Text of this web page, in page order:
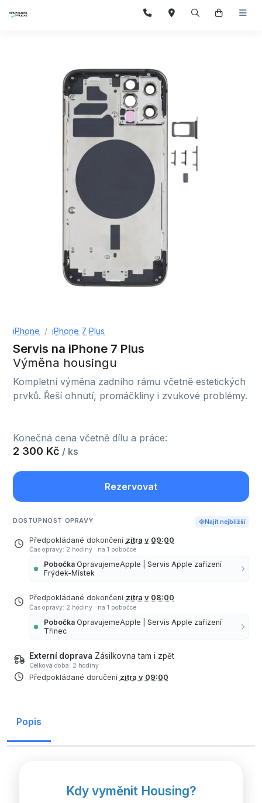
iPhone iPhone 7 Plus
Servis na iPhone 7 Plus
Výměna housingu
Kompletní výměna zadního rámu včetně estetických
prvků. Řeší ohnutí, promáčkliny i zvukové problémy.
Konečná cena včetně dílu a práce:
2 300 Kč / ks
Rezervovat
DOSTUPNOST OPRAVY Najít nejbližší
Předpokládané dokončení zítra v 09:00
Čas opravy: 2 hodiny · na 1 pobočce
Pobočka OpravujemeApple | Servis Apple zařízení
Frýdek-Místek
Předpokládané dokončení zítra v 08:00
Čas opravy: 2 hodiny · na 1 pobočce
Pobočka OpravujemeApple | Servis Apple zařízení
Třinec
Externí doprava Zásilkovna tam i zpět
Celková doba: 2 hodiny
Předpokládané doručení zítra v 09:00
Popis
Kdy vyměnit Housing?